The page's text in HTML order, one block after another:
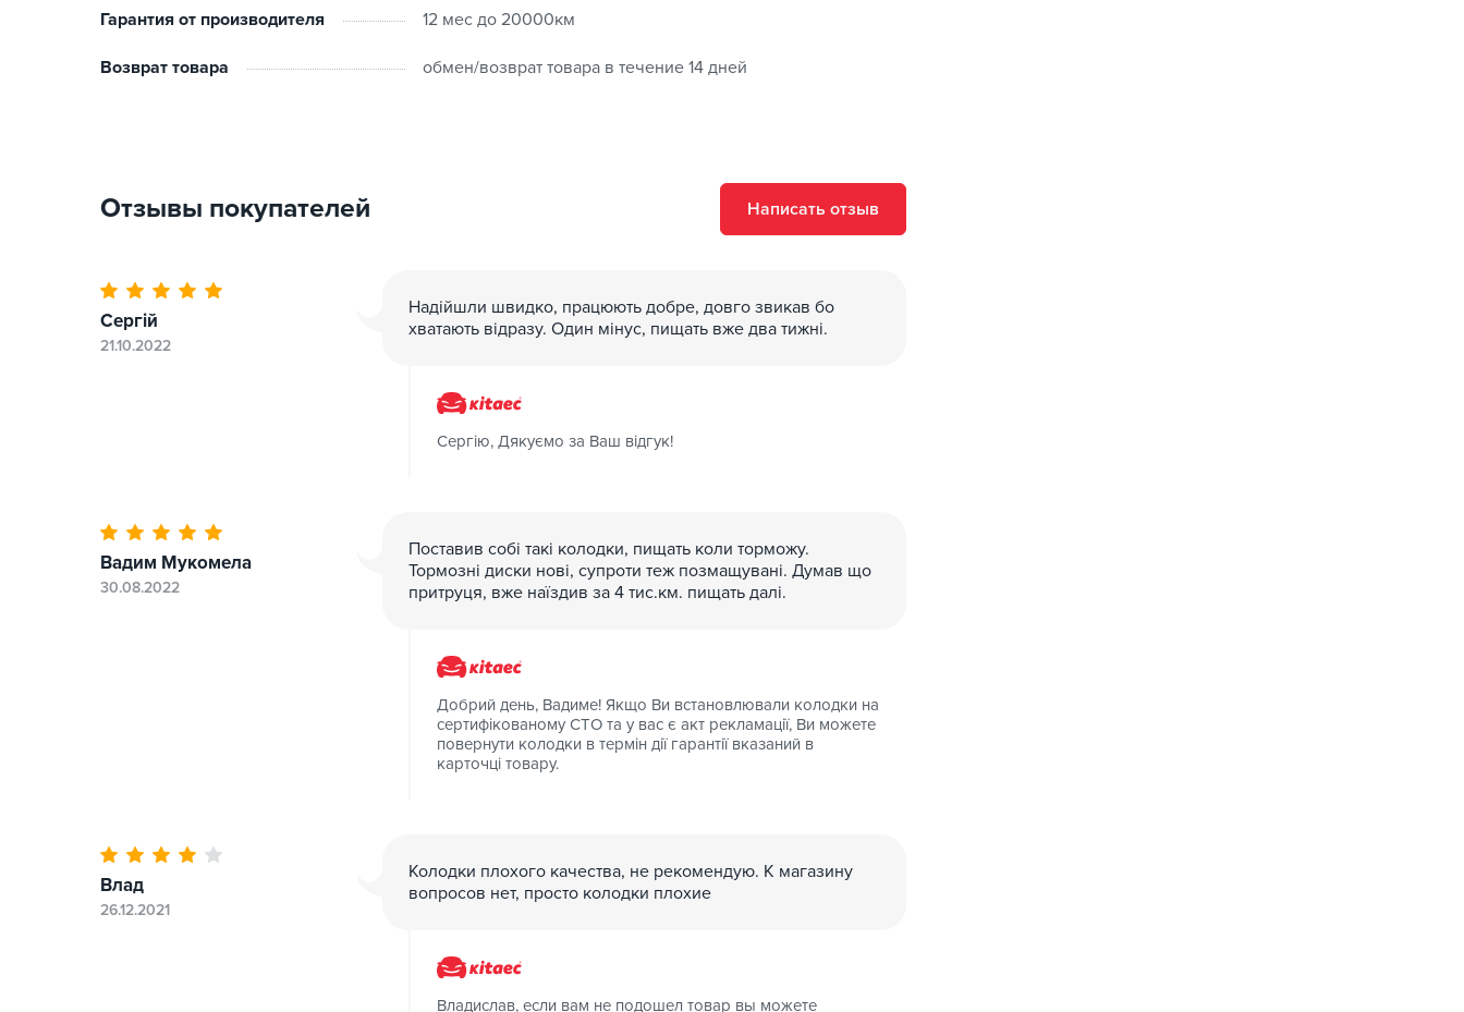
Гарантия от производителя 12 мес до 20000км
Возврат товара обмен/возврат товара в течение 14 дней
Отзывы покупателей Написать отзыв
Сергій
21.10.2022
Надійшли швидко, працюють добре, довго звикав бо
хватають відразу. Один мінус, пищать вже два тижні.
Сергію, Дякуємо за Ваш відгук!
Вадим Мукомела
30.08.2022
Поставив собі такі колодки, пищать коли торможу.
Тормозні диски нові, супроти теж позмащувані. Думав що
притруця, вже наїздив за 4 тис.км. пищать далі.
Добрий день, Вадиме! Якщо Ви встановлювали колодки на
сертифікованому СТО та у вас є акт рекламації, Ви можете
повернути колодки в термін дії гарантії вказаний в
карточці товару.
Влад
26.12.2021
Колодки плохого качества, не рекомендую. К магазину
вопросов нет, просто колодки плохие
Владислав, если вам не подошел товар вы можете